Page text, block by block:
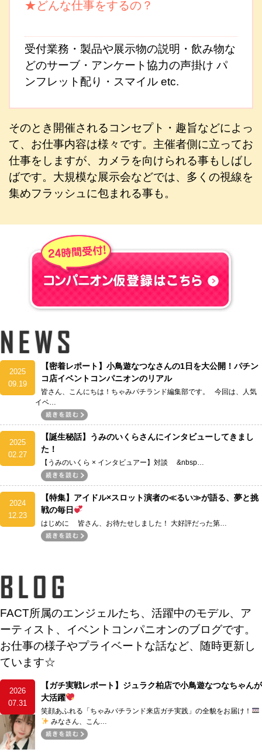
★どんな仕事をするの？
受付業務・製品や展示物の説明・飲み物な
どのサーブ・アンケート協力の声掛け パ
ンフレット配り・スマイル etc.
そのとき開催されるコンセプト・趣旨などによっ
て、お仕事内容は様々です。主催者側に立ってお
仕事をしますが、カメラを向けられる事もしばし
ばです。大規模な展示会などでは、多くの視線を
集めフラッシュに包まれる事も。
2025
09.19
【密着レポート】小鳥遊なつなさんの1日を大公開！パチン
コ店イベントコンパニオンのリアル
皆さん、こんにちは！ちゃみパチランド編集部です。 今回は、人気
イベ…
2025
02.27
【誕生秘話】うみのいくらさんにインタビューしてきまし
た！
【うみのいくら × インタビュアー】対談 &nbsp…
2024
12.23
【特集】アイドル×スロット演者の≪るい≫が語る、夢と挑
戦の毎日
はじめに 皆さん、お待たせしました！ 大好評だった第…
FACT所属のエンジェルたち、活躍中のモデル、ア
ーティスト、イベントコンパニオンのブログです。
お仕事の様子やプライベートな話など、随時更新し
ています☆
2026
07.31
【ガチ実戦レポート】ジュラク柏店で小鳥遊なつなちゃんが
大活躍
笑顔あふれる「ちゃみパチランド来店ガチ実践」の全貌をお届け！
みなさん、こん…